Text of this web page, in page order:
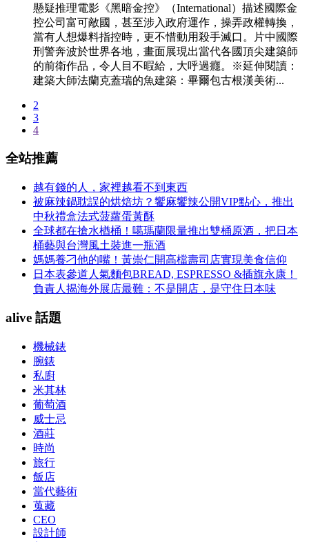
懸疑推理電影《黑暗金控》（International）描述國際金
控公司富可敵國，甚至涉入政府運作，操弄政權轉換，
當有人想爆料指控時，更不惜動用殺手滅口。片中國際
刑警奔波於世界各地，畫面展現出當代各國頂尖建築師
的前衛作品，令人目不暇給，大呼過癮。※延伸閱讀：
建築大師法蘭克蓋瑞的魚建築：畢爾包古根漢美術...
2
3
4
全站推薦
越有錢的人，家裡越看不到東西
被麻辣鍋耽誤的烘焙坊？饗麻饗辣公開VIP點心，推出
中秋禮盒法式菠蘿蛋黃酥
全球都在搶水楢桶！噶瑪蘭限量推出雙桶原酒，把日本
桶藝與台灣風土裝進一瓶酒
媽媽養刁他的嘴！黃崇仁開高檔壽司店實現美食信仰
日本表參道人氣麵包BREAD, ESPRESSO &插旗永康！
負責人揭海外展店最難：不是開店，是守住日本味
alive 話題
機械錶
腕錶
私廚
米其林
葡萄酒
威士忌
酒莊
時尚
旅行
飯店
當代藝術
蒐藏
CEO
設計師